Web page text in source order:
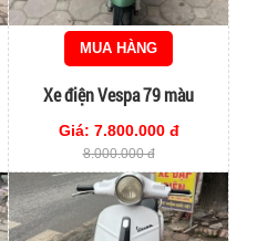
MUA HÀNG
Xe điện Vespa 79 màu
đi 60km
Giá: 7.800.000 đ
8.000.000 đ